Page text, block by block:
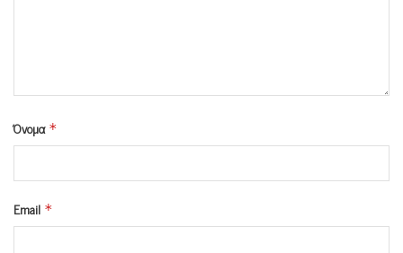
Όνομα *
Email *